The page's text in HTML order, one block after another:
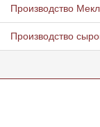
Производство
Производство